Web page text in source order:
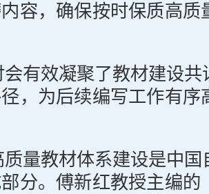
容，确保按时保质高质
会有效凝聚了教材建设
，为后续编写工作有序
量教材体系建设是中
分。傅新红教授主编的